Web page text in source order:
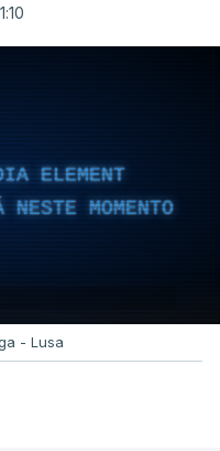
ELEMENT
NESTE MOMENTO
- Lusa